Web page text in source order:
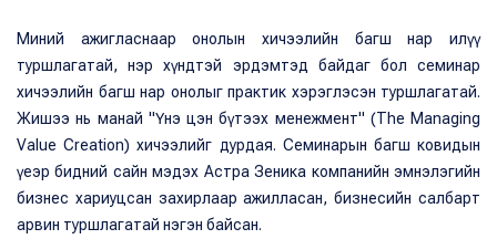
Миний ажигласнаар онолын хичээлийн багш нар илүү
туршлагатай, нэр хүндтэй эрдэмтэд байдаг бол семинар
хичээлийн багш нар онолыг практик хэрэглэсэн туршлагатай.
Жишээ нь манай "Үнэ цэн бүтээх менежмент" (The Managing
Value Creation) хичээлийг дурдая. Семинарын багш ковидын
үеэр бидний сайн мэдэх Астра Зеника компанийн эмнэлэгийн
бизнес хариуцсан захирлаар ажилласан, бизнесийн салбарт
арвин туршлагатай нэгэн байсан.